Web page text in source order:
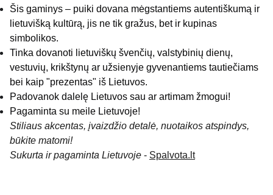
Šis gaminys – puiki dovana mėgstantiems autentiškumą ir
lietuvišką kultūrą, jis ne tik gražus, bet ir kupinas
simbolikos.
Tinka dovanoti lietuviškų švenčių, valstybinių dienų,
vestuvių, krikštynų ar užsienyje gyvenantiems tautiečiams
bei kaip "prezentas" iš Lietuvos.
Padovanok dalelę Lietuvos sau ar artimam žmogui!
Pagaminta su meile Lietuvoje!
Stiliaus akcentas, įvaizdžio detalė, nuotaikos atspindys,
būkite matomi!
Sukurta ir pagaminta Lietuvoje - Spalvota.lt